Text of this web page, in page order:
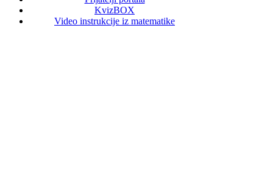
KvizBOX
Video instrukcije iz matematike